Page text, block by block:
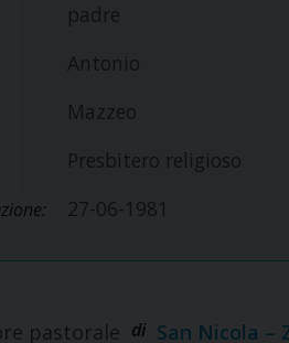
padre
Antonio
Mazzeo
Presbitero religioso
27-06-1981
pastorale di San Nicola –